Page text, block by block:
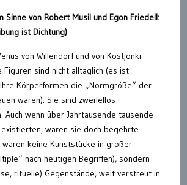
Sinne von Robert Musil und Egon Friedell:
ist Dichtung)
von Willendorf und von Kostjonki
Figuren sind nicht alltäglich (es ist
Körperformen die „Normgröße“ der
waren). Sie sind zweifellos
Auch wenn über Jahrtausende tausende
waren sie doch begehrte
waren keine Kunststücke in großer
nach heutigen Begriffen), sondern
rituelle) Gegenstände, weit verstreut in